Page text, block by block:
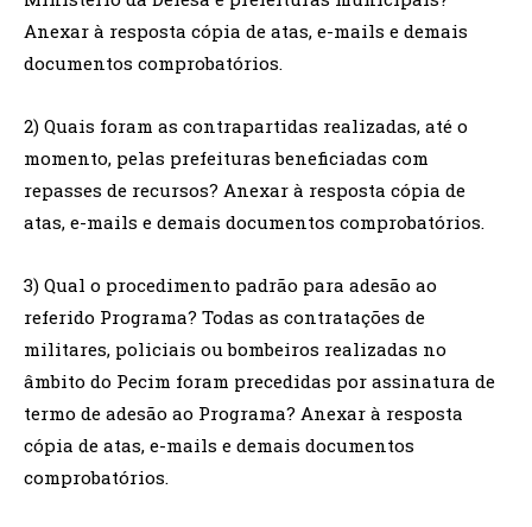
Anexar à resposta cópia de atas, e-mails e demais
documentos comprobatórios.
2) Quais foram as contrapartidas realizadas, até o
momento, pelas prefeituras beneficiadas com
repasses de recursos? Anexar à resposta cópia de
atas, e-mails e demais documentos comprobatórios.
3) Qual o procedimento padrão para adesão ao
referido Programa? Todas as contratações de
militares, policiais ou bombeiros realizadas no
âmbito do Pecim foram precedidas por assinatura de
termo de adesão ao Programa? Anexar à resposta
cópia de atas, e-mails e demais documentos
comprobatórios.